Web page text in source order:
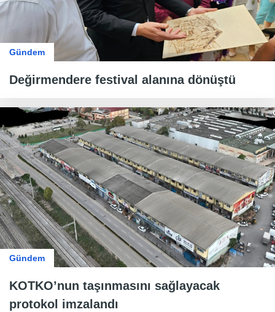
Gündem
Değirmendere festival alanına dönüştü
Gündem
KOTKO’nun taşınmasını sağlayacak
protokol imzalandı